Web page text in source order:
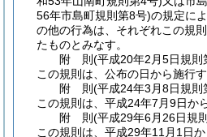
56年市島町規則第8号)の規定に
の他の行為は、それぞれこの規
たものとみなす。
附 則(平成20年2月5日規則
この規則は、公布の日から施行す
附 則(平成24年3月8日規則
この規則は、平成24年7月9日か
附 則(平成29年6月26日規
この規則は、平成29年11月1日か